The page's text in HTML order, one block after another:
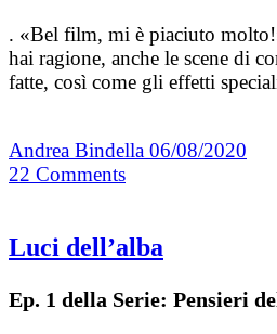
. «Bel film, mi è piaciuto
hai ragione, anche le scene di
fatte, così come gli effetti
Andrea Bindella 06/08/2020
22 Comments
Luci dell’alba
Ep. 1 della Serie: Pensieri